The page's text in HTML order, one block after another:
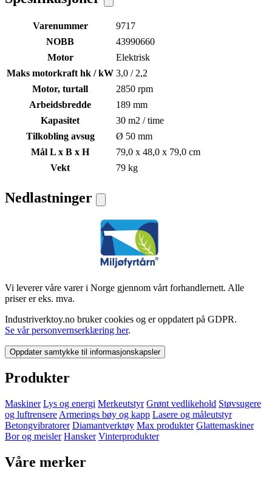
Varenummer
9717
NOBB
43990660
Motor
Elektrisk
Maks motorkraft hk / kW 3,0 / 2,2
Motor, turtall
2850 rpm
Arbeidsbredde
189 mm
Kapasitet
30 m2 / time
Tilkobling avsug
Ø 50 mm
Mål L x B x H
79,0 x 48,0 x 79,0 cm
Vekt
79 kg
Nedlastninger
Vi leverer våre varer i Norge gjennom vårt forhandlernett. Alle
priser er eks. mva.
Industriverktoy.no bruker cookies og er oppdatert på GDPR.
Se vår personvernserklæring her.
Oppdater samtykke til informasjonskapsler
Produkter
Maskiner Lys og energi Merkeutstyr Grønt vedlikehold Støvsugere
og luftrensere Armerings bøy og kapp Lasere og måleutstyr
Betongvibratorer Diamantverktøy Max produkter Glattemaskiner
Bor og meisler Hansker Vinterprodukter
Våre merker